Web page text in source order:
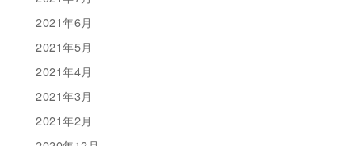
2021年6月
2021年5月
2021年4月
2021年3月
2021年2月